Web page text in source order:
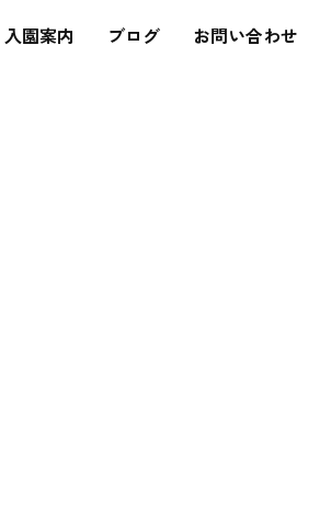
入園案内 ブログ お問い合わせ